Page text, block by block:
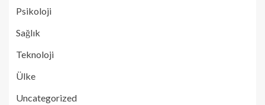
Psikoloji
Sağlık
Teknoloji
Ülke
Uncategorized